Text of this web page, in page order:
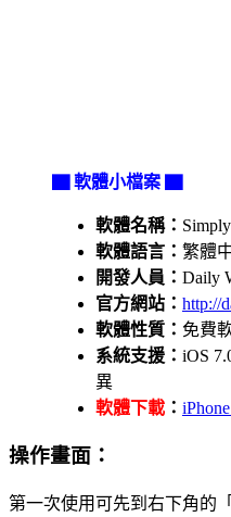
▇ 軟體小檔案 ▇
軟體名稱：
軟體語言： 繁體
開發人員： Daily
官方網站： http://
軟體性質： 免費
系統支援： iOS
異
軟體下載 ：
操作畫面：
第一次使用可先到右下角的